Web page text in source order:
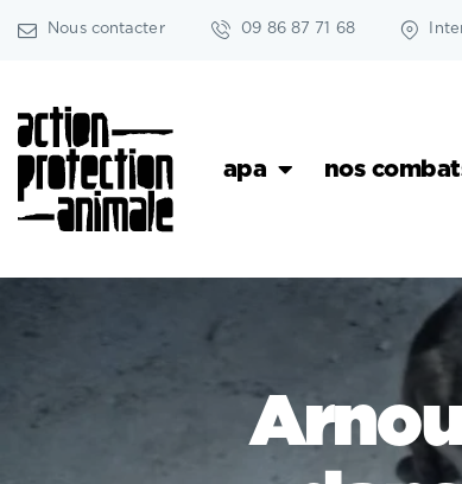
Nous contacter 09 86 87 71 68
apa nos